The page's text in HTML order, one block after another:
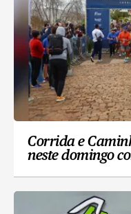
Corrida e
neste domingo